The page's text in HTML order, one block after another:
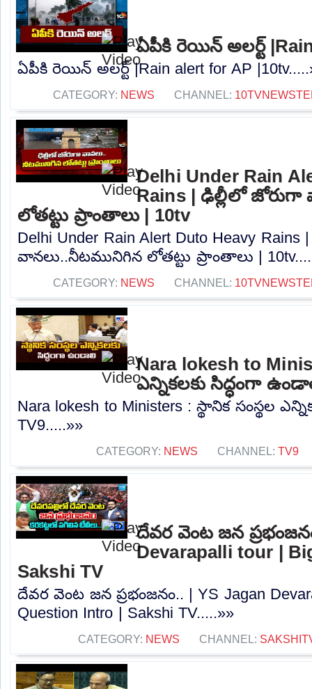
ఏపీకి రెయిన్ అలర్ట్
ఏపీకి రెయిన్ అలర్ట్ |Rain alert for AP
CATEGORY: NEWS CHANNEL:
Delhi Under Rain
Rains | ఢిల్లీలో
లోతట్టు ప్రాంతాలు | 10tv
Delhi Under Rain Alert Duto Heavy
వానలు..నీటమునిగిన లోతట్టు ప్రాంతాలు |
CATEGORY: NEWS CHANNEL:
Nara lokesh to
ఎన్నికలకు సిద్ధంగా
Nara lokesh to Ministers : స్థానిక సంస్థల
TV9.....»»
CATEGORY: NEWS CHANNEL: TV9
దేవర వెంట జన
Devarapalli tour |
Sakshi TV
దేవర వెంట జన ప్రభంజనం.. | YS Jagan
Question Intro | Sakshi TV.....»»
CATEGORY: NEWS CHANNEL: